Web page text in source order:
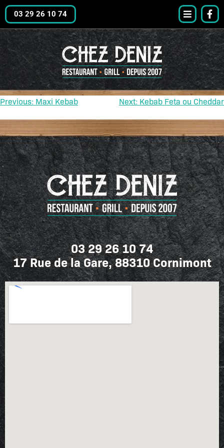
03 29 26 10 74
Previous: Maxi Kebab Next: Kebab Feta ou Cheddar
03 29 26 10 74
17 Rue de la Gare, 88310 Cornimont